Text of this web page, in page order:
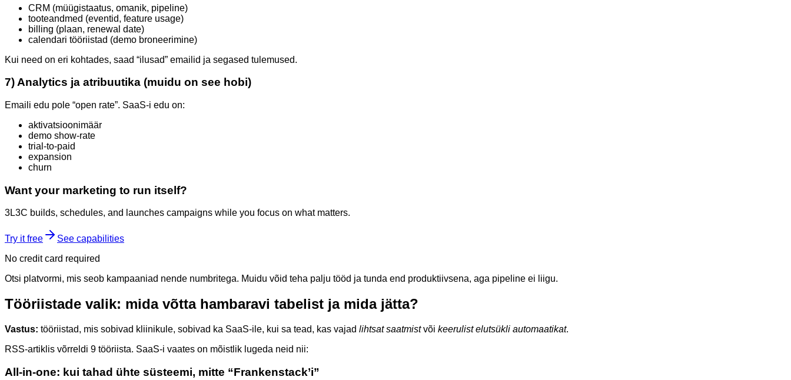
CRM (müügistaatus, omanik, pipeline)
tooteandmed (eventid, feature usage)
billing (plaan, renewal date)
calendari tööriistad (demo broneerimine)
Kui need on eri kohtades, saad “ilusad” emailid ja segased tulemused.
7) Analytics ja atribuutika (muidu on see hobi)
Emaili edu pole “open rate”. SaaS-i edu on:
aktivatsioonimäär
demo show-rate
trial-to-paid
expansion
churn
Want your marketing to run itself?
3L3C builds, schedules, and launches campaigns while you focus on what matters.
Try it free
See capabilities
No credit card required
Otsi platvormi, mis seob kampaaniad nende numbritega. Muidu võid teha palju tööd ja tunda end produktiivsena, aga pipeline ei liigu.
Tööriistade valik: mida võtta hambaravi tabelist ja mida jätta?
Vastus: tööriistad, mis sobivad kliinikule, sobivad ka SaaS-ile, kui sa tead, kas vajad lihtsat saatmistvõi keerulist elutsükli automaatikat.
RSS-artiklis võrreldi 9 tööriista. SaaS-i vaates on mõistlik lugeda neid nii:
All-in-one: kui tahad ühte süsteemi, mitte “Frankenstack’i”